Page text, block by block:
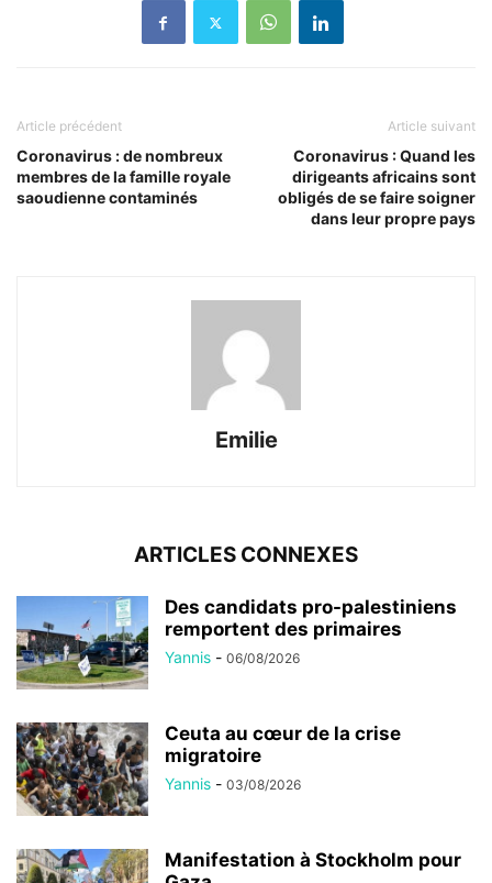
Article précédent
Coronavirus : de nombreux
membres de la famille royale
saoudienne contaminés
Article suivant
Coronavirus : Quand les
dirigeants africains sont
obligés de se faire soigner
dans leur propre pays
Emilie
ARTICLES CONNEXES
Des candidats pro-palestiniens
remportent des primaires
Yannis - 06/08/2026
Ceuta au cœur de la crise
migratoire
Yannis - 03/08/2026
Manifestation à Stockholm pour